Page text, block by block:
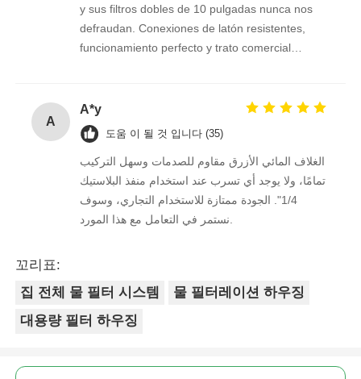
y sus filtros dobles de 10 pulgadas nunca nos
defraudan. Conexiones de latón resistentes,
funcionamiento perfecto y trato comercial
A
A*y
도움 이 될 것 입니다 (35)
الغلاف المائي الأزرق مقاوم للصدمات وسهل التركيب
تمامًا، ولا يوجد أي تسرب عند استخدام منفذ البلاستيك
1/4". الجودة ممتازة للاستخدام التجاري، وسوف
꼬리표:
집 전체 물 필터 시스템
물 필터레이션 하우징
대용량 필터 하우징